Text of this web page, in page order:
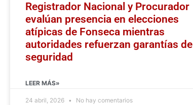
Registrador Nacional y Procurador
evalúan presencia en elecciones
atípicas de Fonseca mientras
autoridades refuerzan garantías de
seguridad
LEER MÁS»
24 abril, 2026 No hay comentarios